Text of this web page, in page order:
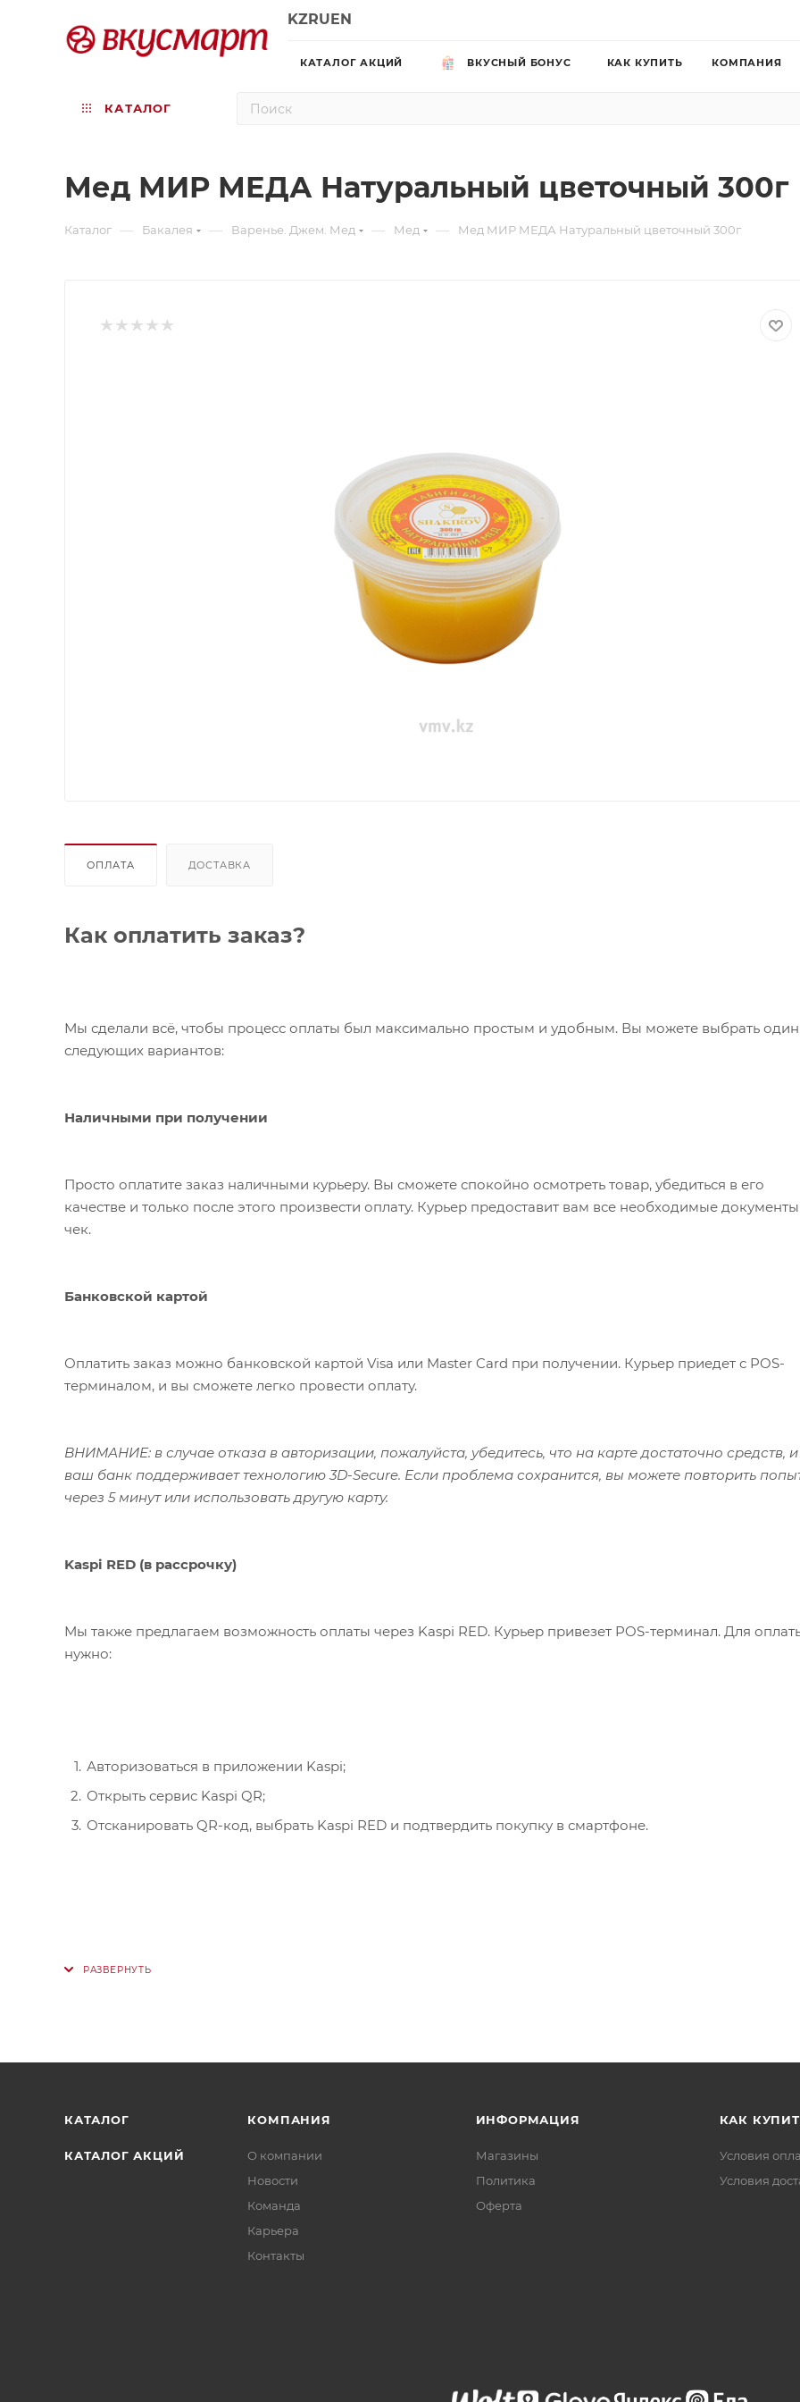
KZRUEN
КАТАЛОГ АКЦИЙ ВКУСНЫЙ БОНУС КАК КУПИТЬ КОМПАНИЯ
КАТАЛОГ
Мед МИР МЕДА Натуральный цветочный 300г
Каталог — Бакалея — Варенье. Джем. Мед — Мед — Мед МИР МЕДА Натуральный цветочный 300г
ОПЛАТА ДОСТАВКА
Как оплатить заказ?
Мы сделали всё, чтобы процесс оплаты был максимально простым и удобным. Вы можете выбрать
следующих вариантов:
Наличными при получении
Просто оплатите заказ наличными курьеру. Вы сможете спокойно осмотреть товар, убедиться в его
качестве и только после этого произвести оплату. Курьер предоставит вам все необходимые
чек.
Банковской картой
Оплатить заказ можно банковской картой Visa или Master Card при получении. Курьер приедет с POS-
терминалом, и вы сможете легко провести оплату.
ВНИМАНИЕ: в случае отказа в авторизации, пожалуйста, убедитесь, что на карте достаточно средств, и
ваш банк поддерживает технологию 3D-Secure. Если проблема сохранится, вы можете повторить
через 5 минут или использовать другую карту.
Kaspi RED (в рассрочку)
Мы также предлагаем возможность оплаты через Kaspi RED. Курьер привезет POS-терминал. Для
нужно:
Авторизоваться в приложении Kaspi;
Открыть сервис Kaspi QR;
Отсканировать QR-код, выбрать Kaspi RED и подтвердить покупку в смартфоне.
КАТАЛОГ
КАТАЛОГ АКЦИЙ
КОМПАНИЯ
О компании
Новости
Команда
Карьера
Контакты
ИНФОРМАЦИЯ
Магазины
Политика
Офертa
КАК
Условия
Условия